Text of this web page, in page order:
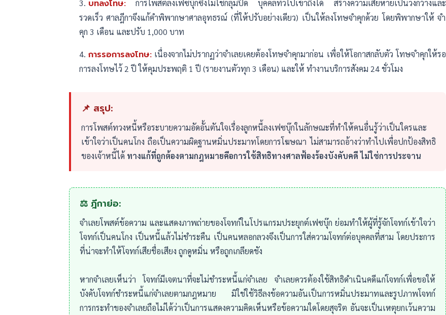
บทลงโทษ:การโพสต์ลงเฟซบุ๊กซึ่งไม่ใช่กลุ่มปิด บุคคลทั่วไปเข้าถึงได้ สร้างความเสียหายเป็นวงกว้างและ
รวดเร็ว ศาลฎีกาจึงแก้คำพิพากษาศาลอุทธรณ์ (ที่ให้ปรับอย่างเดียว) เป็นให้ลงโทษจำคุกด้วย โดยพิพากษาให้ จำ
คุก 3 เดือน และปรับ 1,000 บาท
การรอการลงโทษ:เนื่องจากไม่ปรากฏว่าจำเลยเคยต้องโทษจำคุกมาก่อน เพื่อให้โอกาสกลับตัว โทษจำคุกให้รอ
การลงโทษไว้ 2 ปี ให้คุมประพฤติ 1 ปี (รายงานตัวทุก 3 เดือน) และให้ ทำงานบริการสังคม 24 ชั่วโมง
📌 สรุป:
การโพสต์ทวงหนี้หรือระบายความอัดอั้นตันใจเรื่องลูกหนี้ลงเฟซบุ๊กในลักษณะที่ทำให้คนอื่นรู้ว่าเป็นใครและ
เข้าใจว่าเป็นคนโกง ถือเป็นความผิดฐานหมิ่นประมาทโดยการโฆษณา ไม่สามารถอ้างว่าทำไปเพื่อปกป้องสิทธิ
ของเจ้าหนี้ได้ ทางแก้ที่ถูกต้องตามกฎหมายคือการใช้สิทธิทางศาลฟ้องร้องบังคับคดี ไม่ใช่การประจาน
⚖️ ฎีกาย่อ:
จำเลยโพสต์ข้อความ และแสดงภาพถ่ายของโจทก์ในโปรแกรมประยุกต์เฟซบุ๊ก ย่อมทำให้ผู้ที่รู้จักโจทก์เข้าใจว่า
โจทก์เป็นคนโกง เป็นหนี้แล้วไม่ชำระคืน เป็นคนหลอกลวงจึงเป็นการใส่ความโจทก์ต่อบุคคลที่สาม โดยประการ
ที่น่าจะทำให้โจทก์เสียชื่อเสียง ถูกดูหมิ่น หรือถูกเกลียดชัง
หากจำเลยเห็นว่า โจทก์มีเจตนาที่จะไม่ชำระหนี้แก่จำเลย จำเลยควรต้องใช้สิทธิดำเนินคดีแก่โจทก์เพื่อขอให้
บังคับโจทก์ชำระหนี้แก่จำเลยตามกฎหมาย มิใช่ใช้วิธีลงข้อความอันเป็นการหมิ่นประมาทและรูปภาพโจทก์
การกระทำของจำเลยถือไม่ได้ว่าเป็นการแสดงความคิดเห็นหรือข้อความใดโดยสุจริต อันจะเป็นเหตุยกเว้นความ